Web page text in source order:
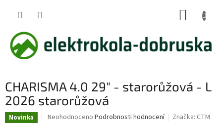
CHARISMA 4.0 29" - starorůžová - L
2026 starorůžová
Novinka
Průměrné
Neohodnoceno Podrobnosti hodnocení Značka: CTM